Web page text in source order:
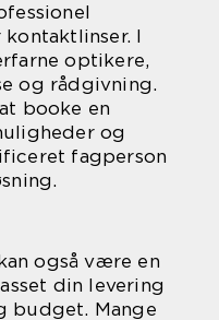
I
optikere,
og rådgivning.
booke en
og
fagperson
også være en
din levering
budget. Mange